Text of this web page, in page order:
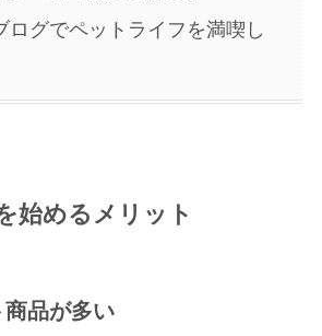
ログでペットライフを満喫し
始めるメリット
品が多い